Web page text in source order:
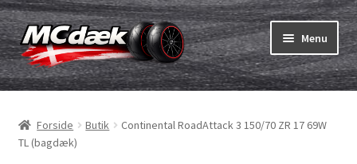
Spring
til
navigation
Spring
til
indhold
Menu
Dæk
Udfold
Slanger & fælgband
Udfold
Forside Butik
Continental RoadAttack 3 150/70 ZR 17 69W
TL (bagdæk)